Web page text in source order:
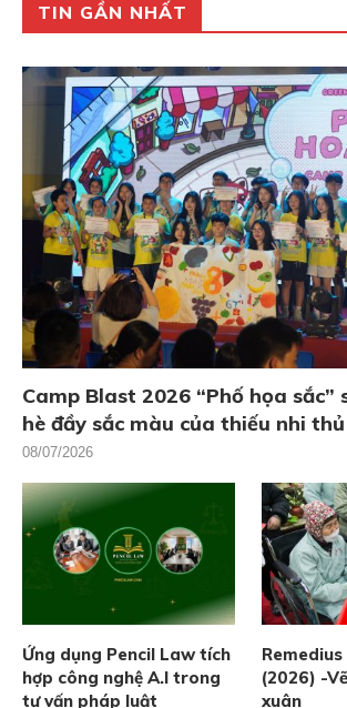
TIN GẦN NHẤT
Camp Blast 2026 “Phố họa sắc”
hè đầy sắc màu của thiếu nhi
08/07/2026
Ứng dụng Pencil Law tích
hợp công nghệ A.I trong
tư vấn pháp luật
(2026) -
xuân